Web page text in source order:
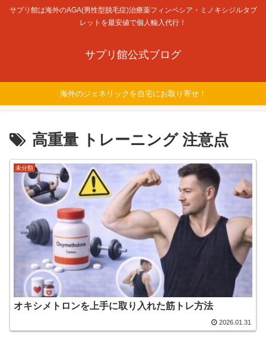
サプリ館は海外のAGA(男性型脱毛症)治療薬フィンペシア・ミノキシジルタブ
レットを最安値で個人輸入代行！
サプリ館公式ブログ
海外のジェネリックを自宅にお取り寄せ！
高重量 トレーニング 注意点
未分類
オキシメトロンを上手に取り入れた筋トレ方法
2026.01.31